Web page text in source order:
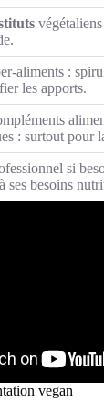
aliments :
les apports.
: surtout pour
si
ses besoins
vegan